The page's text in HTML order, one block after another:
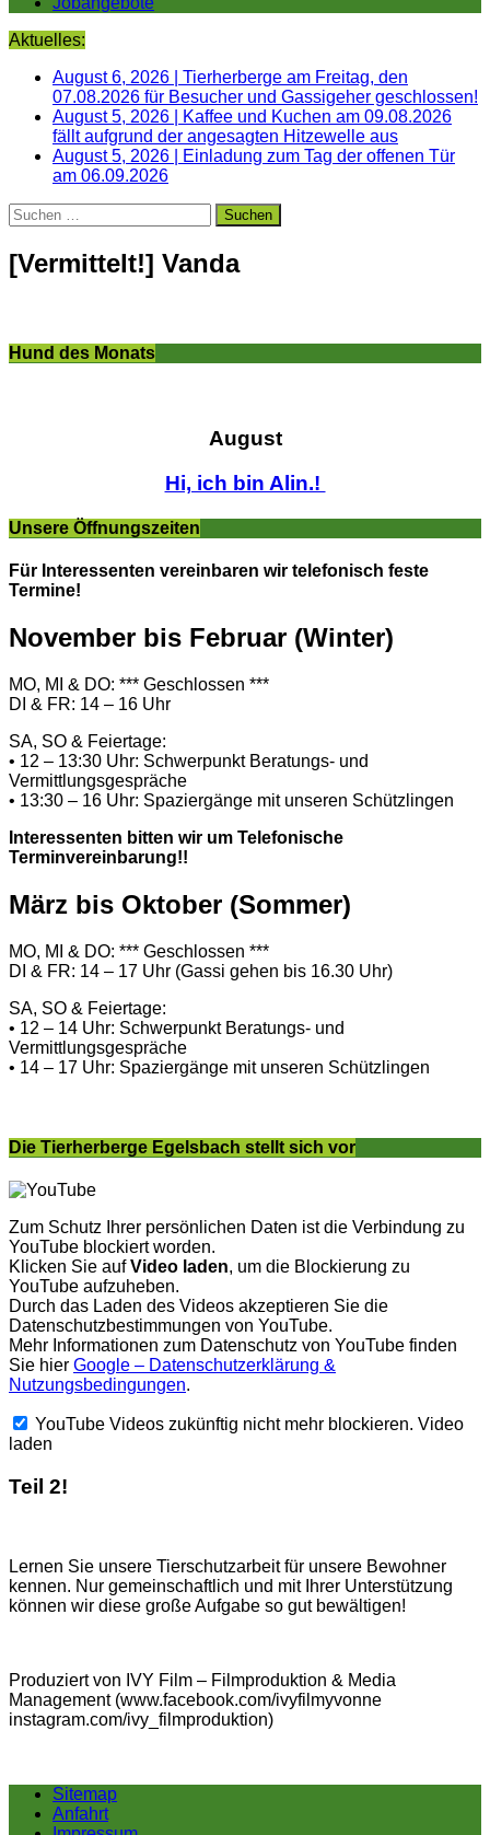
Aktuelles:
August 6, 2026
Tierherberge am Freitag, den
07.08.2026 für Besucher und Gassigeher geschlossen!
August 5, 2026
Kaffee und Kuchen am 09.08.2026
fällt aufgrund der angesagten Hitzewelle aus
August 5, 2026
Einladung zum Tag der offenen Tür
am 06.09.2026
Suchen
nach:
[Vermittelt!] Vanda
Hund des Monats
August
Hi, ich bin Alin.!
Unsere Öffnungszeiten
Für Interessenten vereinbaren wir telefonisch feste
Termine!
November bis Februar (Winter)
MO, MI & DO: *** Geschlossen ***
DI & FR: 14 – 16 Uhr
SA, SO & Feiertage:
• 12 – 13:30 Uhr: Schwerpunkt Beratungs- und
Vermittlungsgespräche
• 13:30 – 16 Uhr: Spaziergänge mit unseren Schützlingen
Interessenten bitten wir um Telefonische
Terminvereinbarung!!
März bis Oktober (Sommer)
MO, MI & DO: *** Geschlossen ***
DI & FR: 14 – 17 Uhr (Gassi gehen bis 16.30 Uhr)
SA, SO & Feiertage:
• 12 – 14 Uhr: Schwerpunkt Beratungs- und
Vermittlungsgespräche
• 14 – 17 Uhr: Spaziergänge mit unseren Schützlingen
Die Tierherberge Egelsbach stellt sich vor
Zum Schutz Ihrer persönlichen Daten ist die Verbindung zu
YouTube blockiert worden.
Klicken Sie aufVideo laden, um die Blockierung zu
YouTube aufzuheben.
Durch das Laden des Videos akzeptieren Sie die
Datenschutzbestimmungen von YouTube.
Mehr Informationen zum Datenschutz von YouTube finden
Sie hier Google – Datenschutzerklärung &
Nutzungsbedingungen.
YouTube Videos zukünftig nicht mehr blockieren. Video
laden
Teil 2!
Lernen Sie unsere Tierschutzarbeit für unsere Bewohner
kennen. Nur gemeinschaftlich und mit Ihrer Unterstützung
können wir diese große Aufgabe so gut bewältigen!
Produziert von IVY Film – Filmproduktion & Media
Management (www.facebook.com/ivyfilmyvonne
instagram.com/ivy_filmproduktion)
Sitemap
Anfahrt